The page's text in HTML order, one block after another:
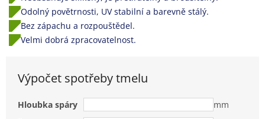
Odolný povětrnosti, UV stabilní a barevně stálý.
Bez zápachu a rozpouštědel.
Velmi dobrá zpracovatelnost.
Výpočet spotřeby tmelu
Hloubka spáry
mm